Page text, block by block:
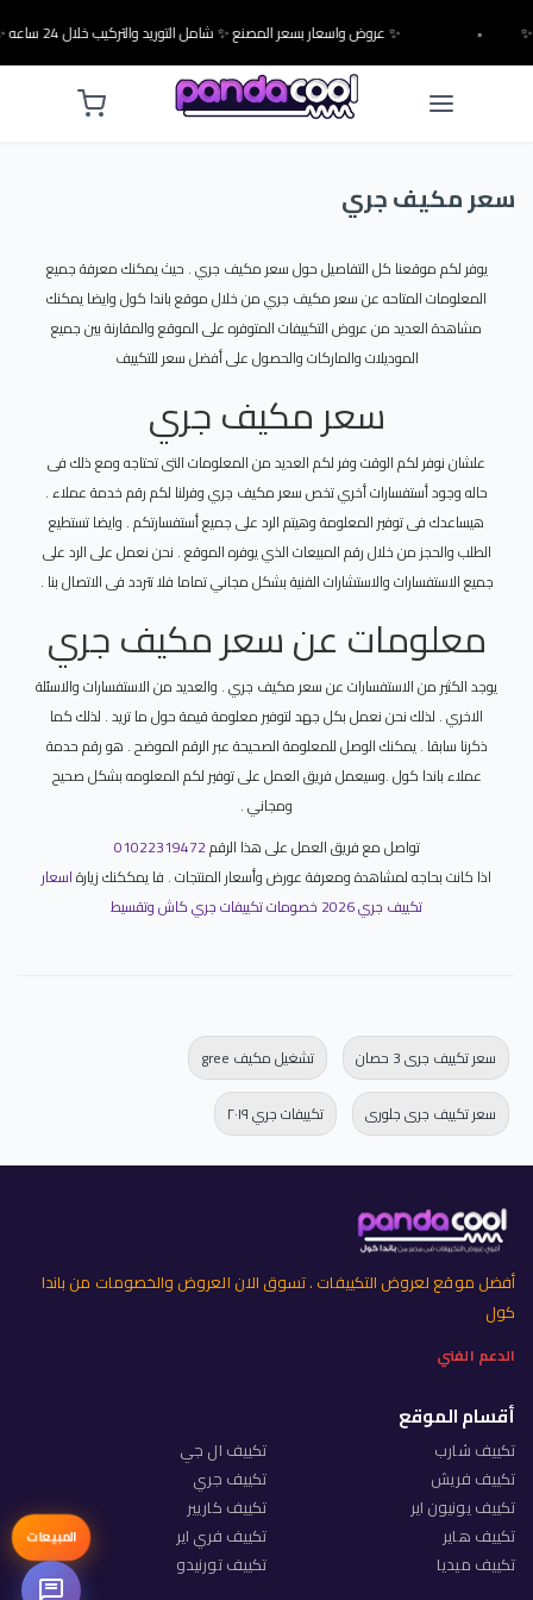
✨ عروض واسعار بسعر المصنع ✨ شامل التوريد والتركيب خلال 24 ساعه ✨ •
سعر مكيف جري
يوفر لكم موقعنا كل التفاصيل حول سعر مكيف جري . حيث يمكنك معرفة جميع
المعلومات المتاحه عن سعر مكيف جري من خلال موقع باندا كول وايضا يمكنك
مشاهدة العديد من عروض التكييفات المتوفره على الموقع والمقارنة بين جميع
الموديلات والماركات والحصول على أفضل سعر للتكييف
سعر مكيف جري
علشان نوفر لكم الوقت وفر لكم العديد من المعلومات التى تحتاجه ومع ذلك فى
حاله وجود أستفسارات أخري تخص سعر مكيف جري وفرلنا لكم رقم خدمة عملاء .
هيساعدك فى توفير المعلومة وهيتم الرد على جميع أستفسارتكم . وايضا تستطيع
الطلب والحجز من خلال رقم المبيعات الذي يوفره الموقع . نحن نعمل على الرد على
جميع الاستفسارات والاستشارات الفنية بشكل مجاني تماما فلا تتردد فى الاتصال بنا .
معلومات عن سعر مكيف جري
يوجد الكثير من الاستفسارات عن سعر مكيف جري . والعديد من الاستفسارات والاسئلة
الاخري . لذلك نحن نعمل بكل جهد لتوفير معلومة قيمة حول ما تريد . لذلك كما
ذكرنا سابقا . يمكنك الوصل للمعلومة الصحيحة عبر الرقم الموضح . هو رقم حدمة
عملاء باندا كول .وسيعمل فريق العمل على توفير لكم المعلومه بشكل صحيح
ومجاني .
تواصل مع فريق العمل على هذا الرقم01022319472
اذا كانت بحاجه لمشاهدة ومعرفة عورض وأسعار المنتجات . فا يمككنك زيارةاسعار
تكييف جري 2026 خصومات تكييفات جري كاش وتقسيط
سعر تكييف جرى 3 حصان تشغيل مكيف gree
سعر تكييف جرى جلورى تكييفات جري ٢٠١٩
أفضل موقع لعروض التكييفات . تسوق الان العروض والخصومات من باندا
كول
الدعم الفني
أقسام الموقع
تكييف شارب
تكييف ال جي
تكييف فريش
تكييف جري
تكييف يونيون اير
تكييف كاريير
تكييف هاير
تكييف فري اير
تكييف ميديا
تكييف تورنيدو
المبيعات